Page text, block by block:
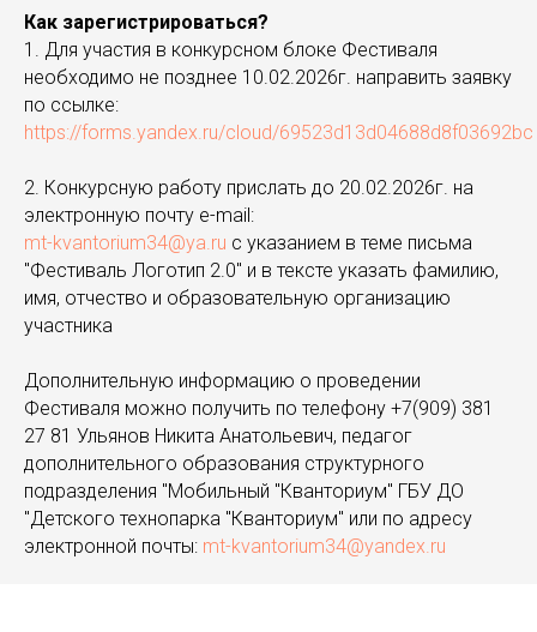
Как зарегистрироваться?
1. Для участия в конкурсном блоке Фестиваля
необходимо не позднее 10.02.2026г. направить заявку
по ссылке:
https://forms.yandex.ru/cloud/69523d13d04688d8f03692bc
2. Конкурсную работу прислать до 20.02.2026г. на
электронную почту e-mail:
mt-kvantorium34@ya.ru с указанием в теме письма
"Фестиваль Логотип 2.0" и в тексте указать фамилию,
имя, отчество и образовательную организацию
участника
Дополнительную информацию о проведении
Фестиваля можно получить по телефону +7(909) 381
27 81 Ульянов Никита Анатольевич, педагог
дополнительного образования структурного
подразделения "Мобильный "Кванториум" ГБУ ДО
"Детского технопарка "Кванториум" или по адресу
электронной почты: mt-kvantorium34@yandex.ru